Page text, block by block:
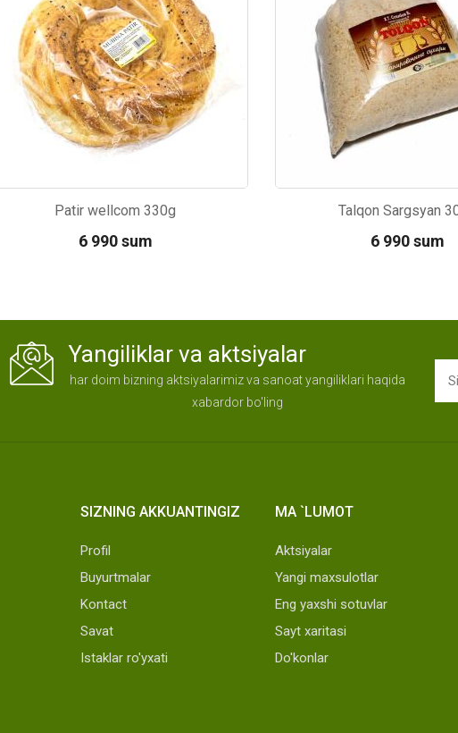
Patir wellcom 330g
6 990 sum
Talqon Sargsyan
6 990 sum
Yangiliklar va aktsiyalar
har doim bizning aktsiyalarimiz va sanoat yangiliklari haqida
xabardor bo'ling
SIZNING AKKUANTINGIZ
Profil
Buyurtmalar
Kontact
Savat
Istaklar ro'yxati
MA `LUMOT
Aktsiyalar
Yangi maxsulotlar
Eng yaxshi sotuvlar
Sayt xaritasi
Do'konlar